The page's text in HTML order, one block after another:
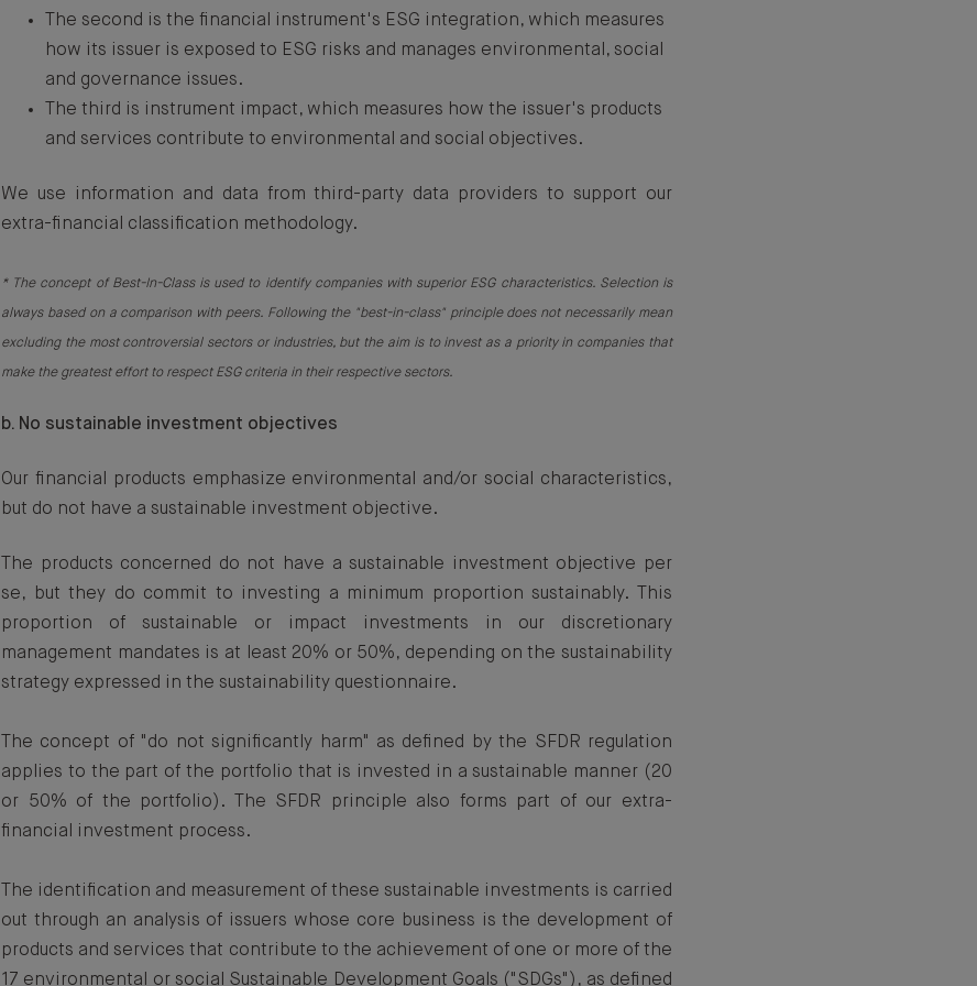
The second is the financial instrument's ESG integration, which measures
how its issuer is exposed to ESG risks and manages environmental, social
and governance issues.
The third is instrument impact, which measures how the issuer's products
and services contribute to environmental and social objectives.
We use information and data from third-party data providers to support our
extra-financial classification methodology.
* The concept of Best-In-Class is used to identify companies with superior ESG characteristics. Selection is
always based on a comparison with peers. Following the "best-in-class" principle does not necessarily mean
excluding the most controversial sectors or industries, but the aim is to invest as a priority in companies that
make the greatest effort to respect ESG criteria in their respective sectors.
b. No sustainable investment objectives
Our financial products emphasize environmental and/or social characteristics,
but do not have a sustainable investment objective.
The products concerned do not have a sustainable investment objective per
se, but they do commit to investing a minimum proportion sustainably. This
proportion of sustainable or impact investments in our discretionary
management mandates is at least 20% or 50%, depending on the sustainability
strategy expressed in the sustainability questionnaire.
The concept of "do not significantly harm" as defined by the SFDR regulation
applies to the part of the portfolio that is invested in a sustainable manner (20
or 50% of the portfolio). The SFDR principle also forms part of our extra-
financial investment process.
The identification and measurement of these sustainable investments is carried
out through an analysis of issuers whose core business is the development of
products and services that contribute to the achievement of one or more of the
17 environmental or social Sustainable Development Goals ("SDGs"), as defined